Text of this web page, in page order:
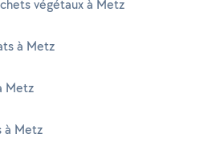
végétaux à Metz
à Metz
Metz
à Metz